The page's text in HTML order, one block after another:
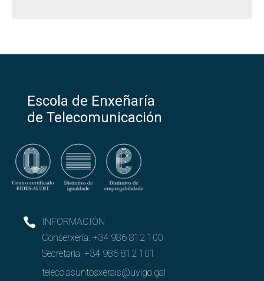
Escola de Enxeñaría
de Telecomunicación
INFORMACIÓN
Conserxería: +34 986 812 100
Secretaría: +34 986 812 101
teleco.asuntosxerais@uvigo.gal